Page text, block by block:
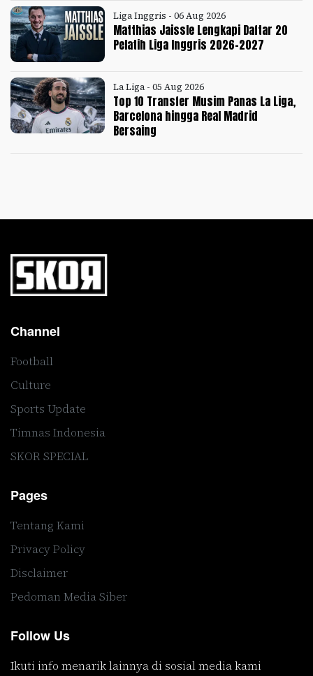
Liga Inggris - 06 Aug 2026
Matthias Jaissle Lengkapi Daftar 20
Pelatih Liga Inggris 2026-2027
La Liga - 05 Aug 2026
Top 10 Transfer Musim Panas La Liga,
Barcelona hingga Real Madrid
Bersaing
Channel
Football
Culture
Sports Update
Timnas Indonesia
SKOR SPECIAL
Pages
Tentang Kami
Privacy Policy
Disclaimer
Pedoman Media Siber
Follow Us
Ikuti info menarik lainnya di sosial media kami